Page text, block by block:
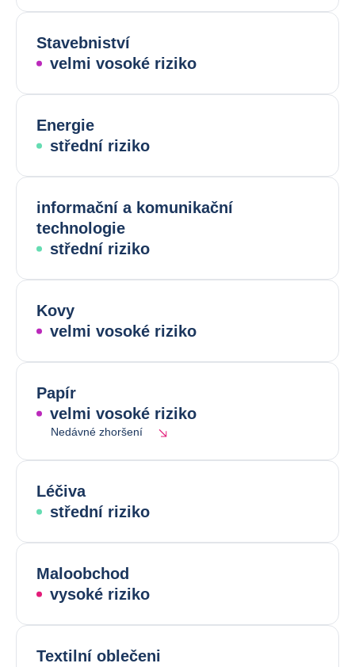
Stavebniství
velmi vosoké riziko
Energie
střední riziko
informační a komunikační
technologie
střední riziko
Kovy
velmi vosoké riziko
Papír
velmi vosoké riziko
Nedávné zhoršení
Léčiva
střední riziko
Maloobchod
vysoké riziko
Textilní oblečeni